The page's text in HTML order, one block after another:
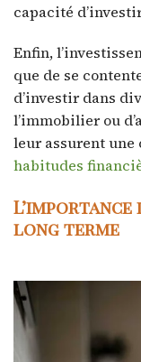
capacité
Enfin,
que de se
d’investir dans
l’immobilier ou
leur assurent une
habitudes
long terme